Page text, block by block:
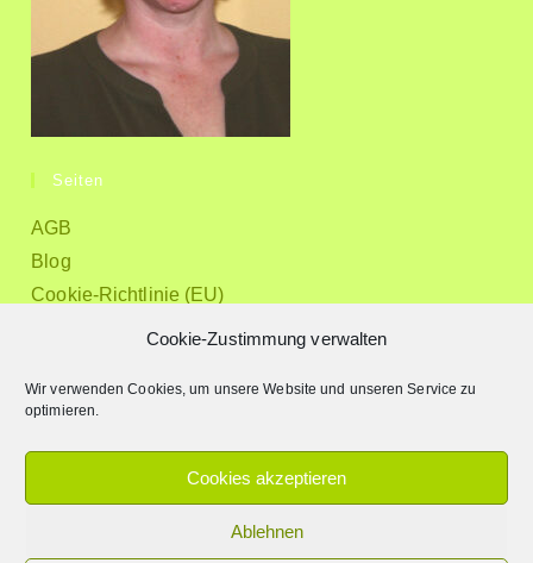
Cookie-Zustimmung verwalten
Wir verwenden Cookies, um unsere Website und unseren Service zu
optimieren.
Cookies akzeptieren
Ablehnen
Seiten
AGB
Blog
Cookie-Richtlinie (EU)
Impressum